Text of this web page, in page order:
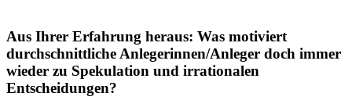
Aus Ihrer Erfahrung heraus: Was motiviert
durchschnittliche Anlegerinnen/Anleger doch immer
wieder zu Spekulation und irrationalen
Entscheidungen?